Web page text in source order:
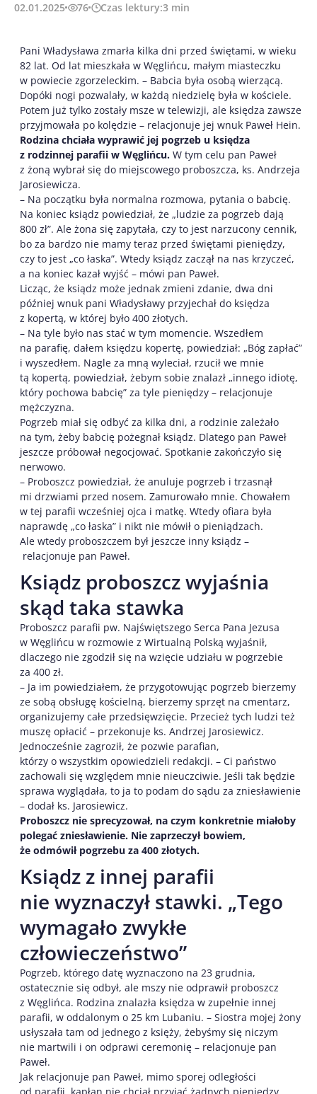
02.01.2025 76 Czas lektury:3 min
Pani Władysława zmarła kilka dni przed świętami, w wieku
82 lat. Od lat mieszkała w Węglińcu, małym miasteczku
w powiecie zgorzeleckim. – Babcia była osobą wierzącą.
Dopóki nogi pozwalały, w każdą niedzielę była w kościele.
Potem już tylko zostały msze w telewizji, ale księdza zawsze
przyjmowała po kolędzie – relacjonuje jej wnuk Paweł Hein.
Rodzina chciała wyprawić jej pogrzeb u księdza
z rodzinnej parafii w Węglińcu. W tym celu pan Paweł
z żoną wybrał się do miejscowego proboszcza, ks. Andrzeja
Jarosiewicza.
– Na początku była normalna rozmowa, pytania o babcię.
Na koniec ksiądz powiedział, że „ludzie za pogrzeb dają
800 zł”. Ale żona się zapytała, czy to jest narzucony cennik,
bo za bardzo nie mamy teraz przed świętami pieniędzy,
czy to jest „co łaska”. Wtedy ksiądz zaczął na nas krzyczeć,
a na koniec kazał wyjść – mówi pan Paweł.
Licząc, że ksiądz może jednak zmieni zdanie, dwa dni
później wnuk pani Władysławy przyjechał do księdza
z kopertą, w której było 400 złotych.
– Na tyle było nas stać w tym momencie. Wszedłem
na parafię, dałem księdzu kopertę, powiedział: „Bóg zapłać”
i wyszedłem. Nagle za mną wyleciał, rzucił we mnie
tą kopertą, powiedział, żebym sobie znalazł „innego idiotę,
który pochowa babcię” za tyle pieniędzy – relacjonuje
mężczyzna.
Pogrzeb miał się odbyć za kilka dni, a rodzinie zależało
na tym, żeby babcię pożegnał ksiądz. Dlatego pan Paweł
jeszcze próbował negocjować. Spotkanie zakończyło się
nerwowo.
– Proboszcz powiedział, że anuluje pogrzeb i trzasnął
mi drzwiami przed nosem. Zamurowało mnie. Chowałem
w tej parafii wcześniej ojca i matkę. Wtedy ofiara była
naprawdę „co łaska” i nikt nie mówił o pieniądzach.
Ale wtedy proboszczem był jeszcze inny ksiądz –
relacjonuje pan Paweł.
Ksiądz proboszcz wyjaśnia
skąd taka stawka
Proboszcz parafii pw. Najświętszego Serca Pana Jezusa
w Węglińcu w rozmowie z Wirtualną Polską wyjaśnił,
dlaczego nie zgodził się na wzięcie udziału w pogrzebie
za 400 zł.
– Ja im powiedziałem, że przygotowując pogrzeb bierzemy
ze sobą obsługę kościelną, bierzemy sprzęt na cmentarz,
organizujemy całe przedsięwzięcie. Przecież tych ludzi też
muszę opłacić – przekonuje ks. Andrzej Jarosiewicz.
Jednocześnie zagroził, że pozwie parafian,
którzy o wszystkim opowiedzieli redakcji. – Ci państwo
zachowali się względem mnie nieuczciwie. Jeśli tak będzie
sprawa wyglądała, to ja to podam do sądu za zniesławienie
– dodał ks. Jarosiewicz.
Proboszcz nie sprecyzował, na czym konkretnie miałoby
polegać zniesławienie. Nie zaprzeczył bowiem,
że odmówił pogrzebu za 400 złotych.
Ksiądz z innej parafii
nie wyznaczył stawki. „Tego
wymagało zwykłe
człowieczeństwo”
Pogrzeb, którego datę wyznaczono na 23 grudnia,
ostatecznie się odbył, ale mszy nie odprawił proboszcz
z Węglińca. Rodzina znalazła księdza w zupełnie innej
parafii, w oddalonym o 25 km Lubaniu. – Siostra mojej żony
usłyszała tam od jednego z księży, żebyśmy się niczym
nie martwili i on odprawi ceremonię – relacjonuje pan
Paweł.
Jak relacjonuje pan Paweł, mimo sporej odległości